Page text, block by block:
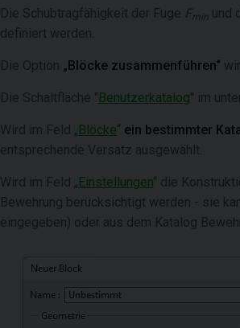
Die Schubtragfähigkeit der Fuge Fmin und
definiert werden.
Die Option „Blöcke zusammenführen“
Die Schaltfläche "Benutzerkatalog" im
Wird im Feld „Blöcke“ ein bestimmter
entsprechende Versatz ausgewählt.
Wird im Feld „Einstellungen“ die
Bewehrung berücksichtigt werden - sie
eingegeben) oder aus dem Katalog